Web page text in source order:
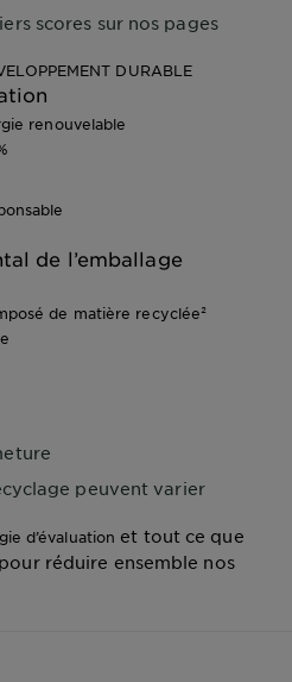
scores sur nos pages
DURABLE
renouvelable
de l’emballage
de matière recyclée²
peuvent varier
d’évaluation et tout ce que
réduire ensemble nos